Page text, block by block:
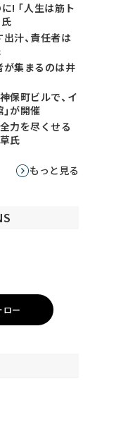
! 「人生は筋ト
汁、責任者は
が集まるのは井
保町ビルで、イ
が開催
力を尽くせる
氏
もっと見る
ー